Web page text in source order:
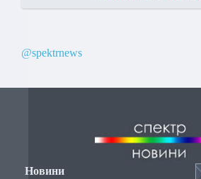
@spektrnews
Новини